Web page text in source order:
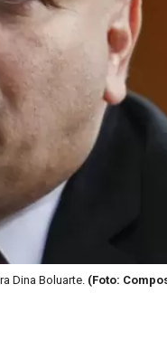
Dina Boluarte. (Foto: